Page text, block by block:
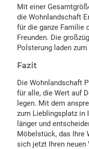
Mit einer
die Wohnlandschaft
für die ganze Familie
Freunden. Die
Polsterung laden
Fazit
Die Wohnlandschaft
für alle, die Wert auf
legen. Mit dem
zum Lieblingsplatz in
länger und
Möbelstück, das Ihre
sich jetzt Ihren neuen